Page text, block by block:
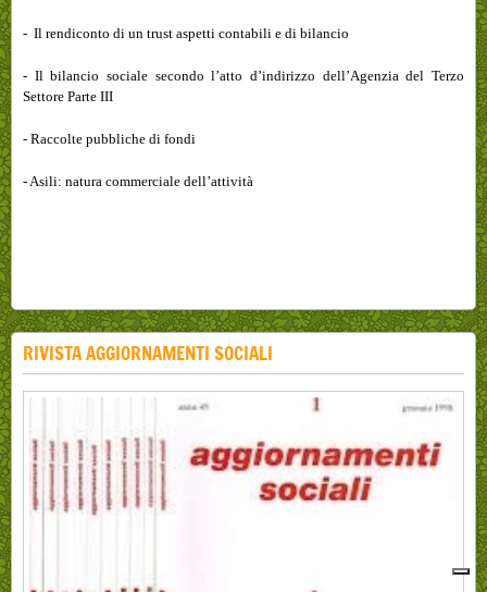
- Il rendiconto di un trust aspetti contabili e di bilancio
- Il bilancio sociale secondo l’atto d’indirizzo dell’Agenzia del Terzo
Settore Parte III
- Raccolte pubbliche di fondi
- Asili: natura commerciale dell’attività
RIVISTA AGGIORNAMENTI SOCIALI